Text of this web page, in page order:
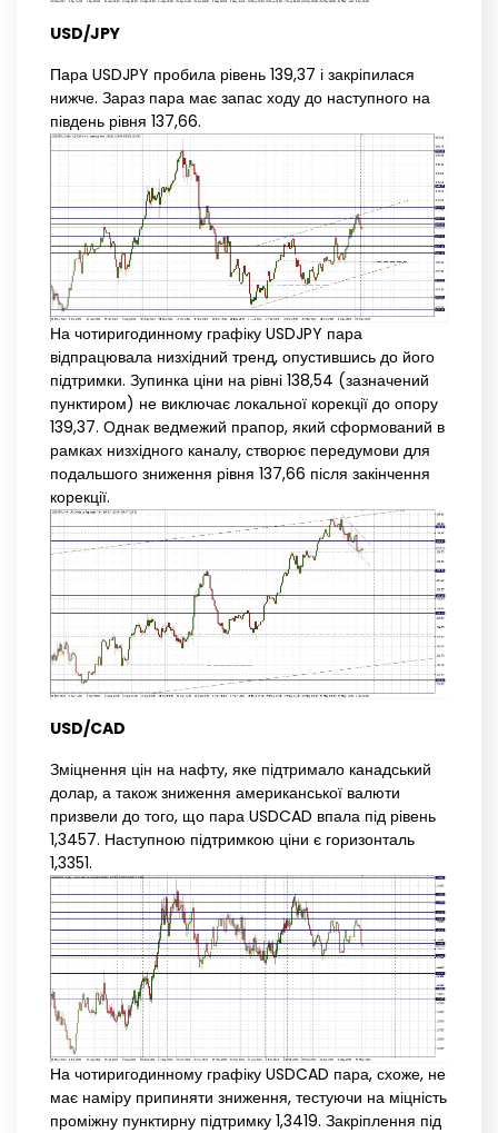
USD/JPY
Пара USDJPY пробила рівень 139,37 і закріпилася
нижче. Зараз пара має запас ходу до наступного на
південь рівня 137,66.
На чотиригодинному графіку USDJPY пара
відпрацювала низхідний тренд, опустившись до його
підтримки. Зупинка ціни на рівні 138,54 (зазначений
пунктиром) не виключає локальної корекції до опору
139,37. Однак ведмежий прапор, який сформований в
рамках низхідного каналу, створює передумови для
подальшого зниження рівня 137,66 після закінчення
корекції.
USD/CAD
Зміцнення цін на нафту, яке підтримало канадський
долар, а також зниження американської валюти
призвели до того, що пара USDCAD впала під рівень
1,3457. Наступною підтримкою ціни є горизонталь
1,3351.
На чотиригодинному графіку USDCAD пара, схоже, не
має наміру припиняти зниження, тестуючи на міцність
проміжну пунктирну підтримку 1,3419. Закріплення під